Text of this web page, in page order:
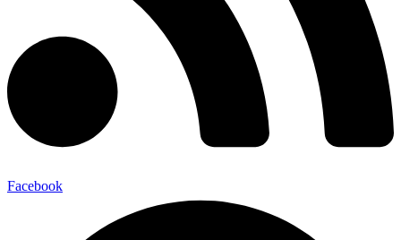
Facebook